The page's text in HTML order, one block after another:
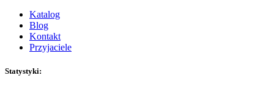
Katalog
Blog
Kontakt
Przyjaciele
Statystyki: